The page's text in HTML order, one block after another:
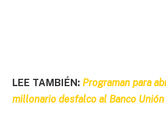
LEE TAMBIÉN: Programan para
millonario desfalco al Banco Unión